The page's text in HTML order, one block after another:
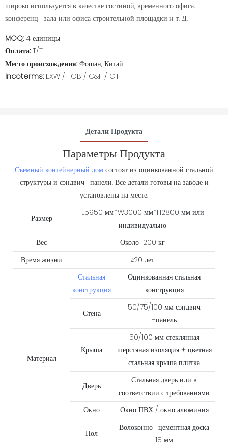
широко используется в качестве гостиной, временного офиса,
конференц -зала или офиса строительной площадки и т. Д.
MOQ: 4 единицы
Оплата: T/T
Место происхождения: Фошан, Китай
Incoterms: EXW / FOB / C&F / CIF
Детали Продукта
Параметры Продукта
Съемный контейнерный дом состоят из оцинкованной стальной
структуры и сэндвич -панели. Все детали готовы на заводе и
установлены на месте.
Размер
L5950 мм*W3000 мм*H2800 мм или
индивидуально
Вес
Около 1200 кг
Время жизни
≥20 лет
Материал
Стальная
конструкция
Оцинкованная стальная
конструкция
Стена
50/75/100 мм сэндвич
-панель
Крыша
50/100 мм стеклянная
шерстяная изоляция + цветная
стальная крыша плитка
Дверь
Стальная дверь или в
соответствии с требованиями
Окно
Окно ПВХ / окно алюминия
Пол
Волоконно -цементная доска
18 мм